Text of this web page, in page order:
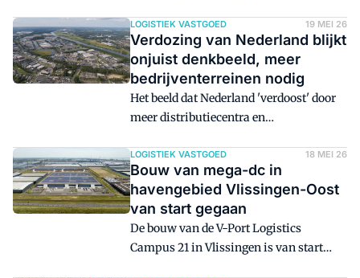
Het hoogbouwmagazijn bestaat uit zes
kranen van 45 meter hoog en 120 meter
lang. De dubbeldiepe opslagconfiguratie
biedt ruim 48.000 palletplaatsen.
LOGISTIEK VASTGOED 19 MEI 26
Verdozing van Nederland blijkt
onjuist denkbeeld, meer
bedrijventerreinen nodig
Het beeld dat Nederland 'verdoost' door
meer distributiecentra en
kloppen. Juist meer bedrijventerreinen
zijn nodig.
LOGISTIEK VASTGOED 18 MEI 26
Bouw van mega-dc in
havengebied Vlissingen-Oost
van start gegaan
De bouw van de V-Port Logistics
Campus 21 in Vlissingen is van start